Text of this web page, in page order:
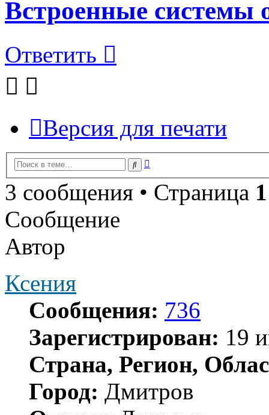
Встроенные системы
Ответить
Версия для печати
Поиск
3 сообщения • Страница 1
Сообщение
Автор
Ксения
Сообщения: 736
Зарегистрирован: 19
Страна, Регион,
Город: Дмитров